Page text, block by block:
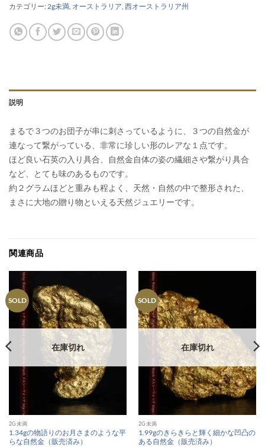
カテゴリー: 2g未満 オーストラリア 西オーストラリア州
説明
まるで３つのお団子が串に刺さっているように、３つの自然金が
連なって繋がっている、非常に珍しい形のレアな１点です。
ほど良い石英の入り具合、自然金自体の姿の繊細さや繋がり具合
など、とても味のあるものです。
約２グラムほどと重みも程よく、天然・自然の中で整形された、
まさに大地の贈り物といえる天然ジュエリーです。
関連商品
SOLD
在庫切れ
2G未満
1.34gの物語りのお月さまのような平
らな自然金（販売済み）
SOLD
在庫切れ
2G未満
1.99gのきらきらと輝く細かな凹凸の
ある自然金（販売済み）